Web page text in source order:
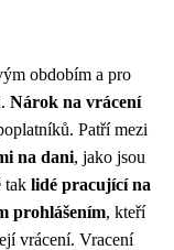
obdobím a pro
Nárok na vrácení
Patří mezi
na dani, jako jsou
tak lidé pracující na
prohlášením, kteří
vrácení. Vracení